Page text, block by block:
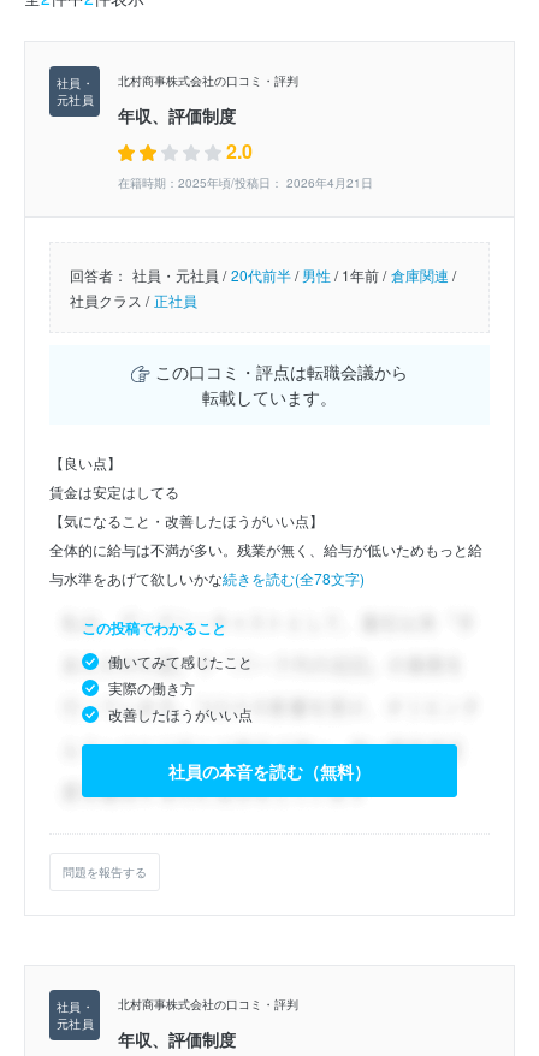
北村商事株式会社の口コミ・評判
年収、評価制度
2.0
在籍時期：2025年頃/投稿日： 2026年4月21日
回答者： 社員・元社員 / 20代前半/男性/1年前 / 倉庫関連 /
社員クラス / 正社員
この口コミ・評点は転職会議から
転載しています。
【良い点】
賃金は安定はしてる
【気になること・改善したほうがいい点】
全体的に給与は不満が多い。残業が無く、給与が低いためもっと給
与水準をあげて欲しいかな続きを読む(全78文字)
この投稿でわかること
働いてみて感じたこと
実際の働き方
改善したほうがいい点
社員の本音を読む（無料）
問題を報告する
北村商事株式会社の口コミ・評判
年収、評価制度